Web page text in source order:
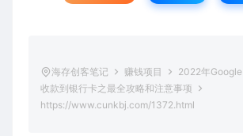
海存创客笔记 赚钱项目
2022年
收款到银行卡之最全攻略和注意事项
https://www.cunkbj.com/1372.html